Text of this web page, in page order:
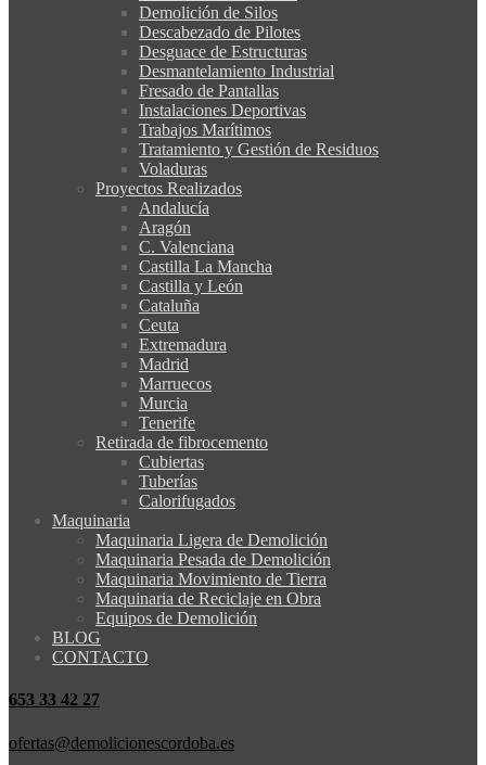
Demolición de Silos
Descabezado de Pilotes
Desguace de Estructuras
Desmantelamiento Industrial
Fresado de Pantallas
Instalaciones Deportivas
Trabajos Marítimos
Tratamiento y Gestión de Residuos
Voladuras
Proyectos Realizados
Andalucía
Aragón
C. Valenciana
Castilla La Mancha
Castilla y León
Cataluña
Ceuta
Extremadura
Madrid
Marruecos
Murcia
Tenerife
Retirada de fibrocemento
Cubiertas
Tuberías
Calorifugados
Maquinaria
Maquinaria Ligera de Demolición
Maquinaria Pesada de Demolición
Maquinaria Movimiento de Tierra
Maquinaria de Reciclaje en Obra
Equipos de Demolición
BLOG
CONTACTO
653 33 42 27
ofertas@demolicionescordoba.es